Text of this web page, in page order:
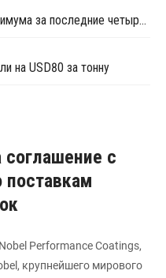
Цены ПЭТ в Азии рухнули до минимума за последние четыре года
на USD80 за тонну
соглашение с
поставкам
Performance Coatings,
крупнейшего мирового